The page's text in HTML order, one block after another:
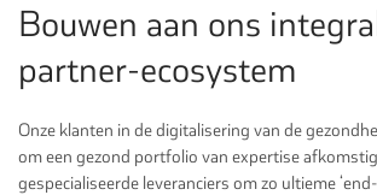
Bouwen aan ons
partner-ecosystem
Onze klanten in de digitalisering van de
om een gezond portfolio van expertise
gespecialiseerde leveranciers om zo ultieme